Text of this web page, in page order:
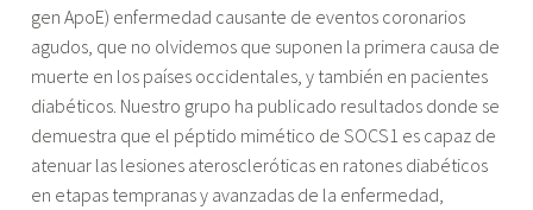
gen ApoE) enfermedad causante de eventos coronarios
agudos, que no olvidemos que suponen la primera causa de
muerte en los países occidentales, y también en pacientes
diabéticos. Nuestro grupo ha publicado resultados donde se
demuestra que el péptido mimético de SOCS1 es capaz de
atenuar las lesiones ateroscleróticas en ratones diabéticos
en etapas tempranas y avanzadas de la enfermedad,